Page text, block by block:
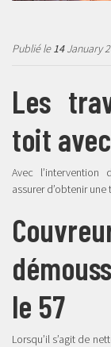
Publié le14January
Les
toit
Avec l’intervention
assurer d’obtenir
le 57
Lorsqu’il s’agit de